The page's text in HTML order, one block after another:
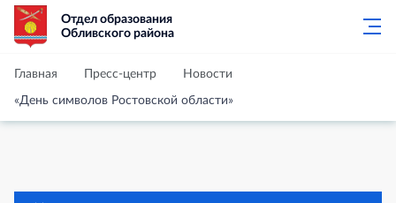
Отдел образования
Обливского района
Главная Пресс-центр Новости
«День символов Ростовской области»